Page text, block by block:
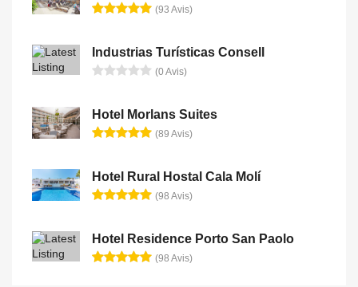
(93 Avis)
Industrias Turísticas Consell
(0 Avis)
Hotel Morlans Suites
(89 Avis)
Hotel Rural Hostal Cala Molí
(98 Avis)
Hotel Residence Porto San Paolo
(98 Avis)